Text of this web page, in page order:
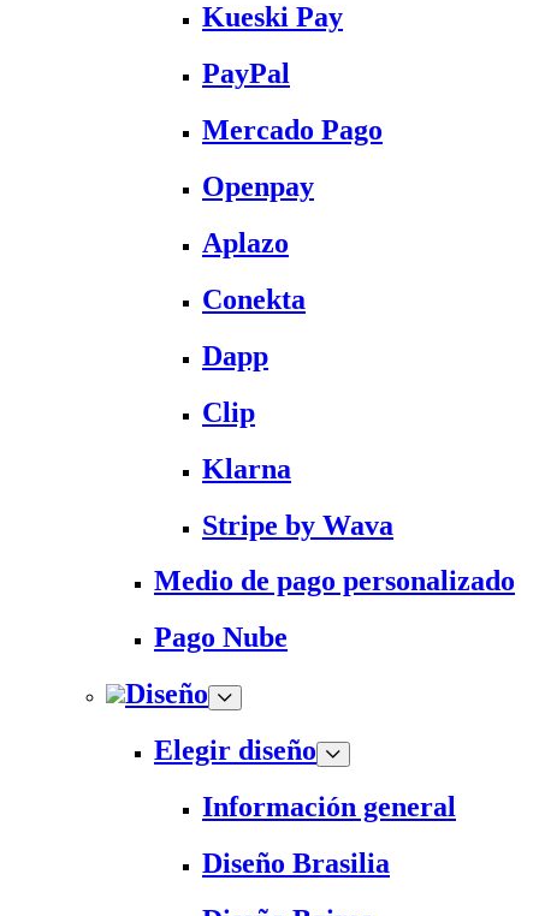
Kueski Pay
PayPal
Mercado Pago
Openpay
Aplazo
Conekta
Dapp
Clip
Klarna
Stripe by Wava
Medio de pago personalizado
Pago Nube
Diseño
Elegir diseño
Información general
Diseño Brasilia